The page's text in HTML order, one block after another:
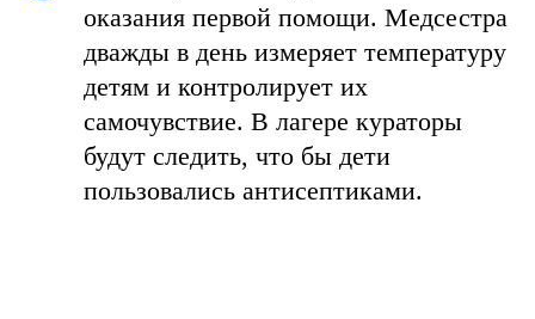
оказания первой помощи. Медсестра
дважды в день измеряет температуру
детям и контролирует их
самочувствие. В лагере кураторы
будут следить, что бы дети
пользовались антисептиками.